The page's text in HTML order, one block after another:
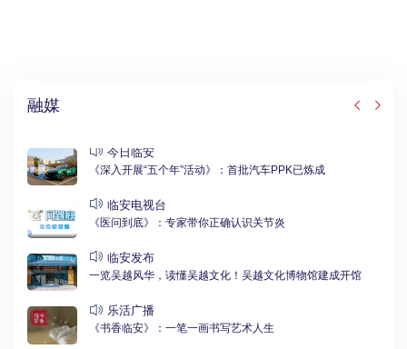
融媒
今日临安
《深入开展“五个年”活动》：首批汽车PPK已炼成
临安电视台
《医问到底》：专家带你正确认识关节炎
临安发布
一览吴越风华，读懂吴越文化！吴越文化博物馆建成开馆
乐活广播
《书香临安》：一笔一画书写艺术人生